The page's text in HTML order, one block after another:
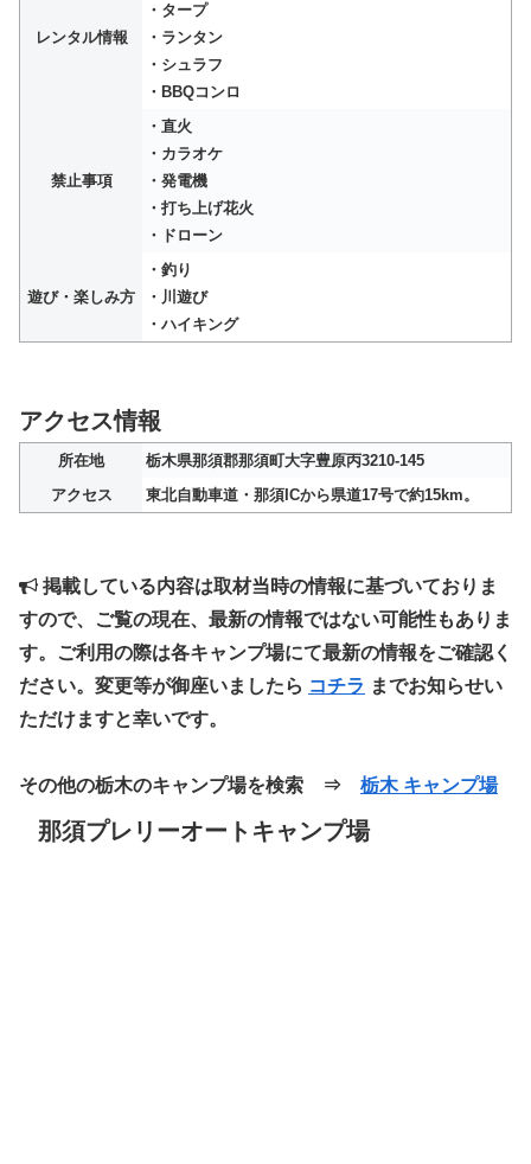
レンタル情報
・タープ
・ランタン
・シュラフ
・BBQコンロ
禁止事項
・直火
・カラオケ
・発電機
・打ち上げ花火
・ドローン
遊び・楽しみ方
・釣り
・川遊び
・ハイキング
アクセス情報
所在地
栃木県那須郡那須町大字豊原丙3210-145
アクセス
東北自動車道・那須ICから県道17号で約15km。
掲載している内容は取材当時の情報に基づいておりま
すので、ご覧の現在、最新の情報ではない可能性もありま
す。ご利用の際は各キャンプ場にて最新の情報をご確認く
ださい。変更等が御座いましたら コチラ までお知らせい
ただけますと幸いです。
その他の栃木のキャンプ場を検索 ⇒ 栃木 キャンプ場
那須プレリーオートキャンプ場